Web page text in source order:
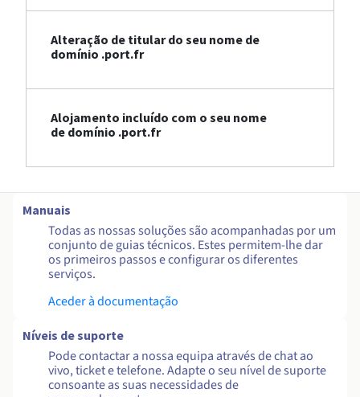
Alteração de titular do seu nome de
domínio .port.fr
Alojamento incluído com o seu nome
de domínio .port.fr
Manuais
Todas as nossas soluções são acompanhadas por um
conjunto de guias técnicos. Estes permitem-lhe dar
os primeiros passos e configurar os diferentes
serviços.
Aceder à documentação
Níveis de suporte
Pode contactar a nossa equipa através de chat ao
vivo, ticket e telefone. Adapte o seu nível de suporte
consoante as suas necessidades de